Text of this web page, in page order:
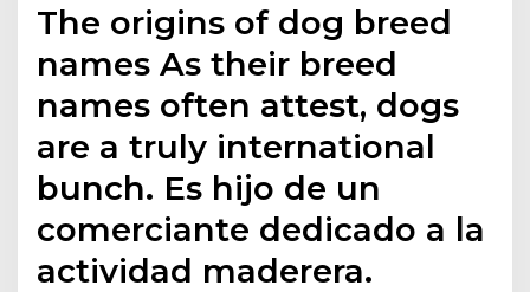
The origins of dog breed
names As their breed
names often attest, dogs
are a truly international
bunch. Es hijo de un
comerciante dedicado a la
actividad maderera.